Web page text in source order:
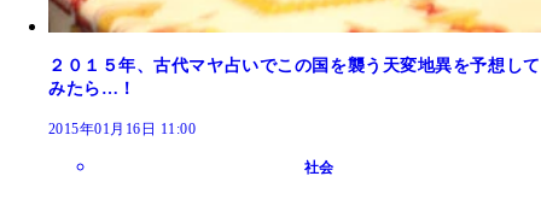
２０１５年、古代マヤ占いでこの国を襲う天変地異を予想して
みたら…！
2015年01月16日 11:00
社会